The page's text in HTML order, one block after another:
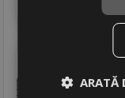
ARATĂ